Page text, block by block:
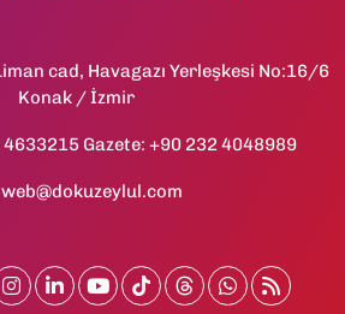
cad, Havagazı Yerleşkesi No:16/6
Konak / İzmir
4633215 Gazete: +90 232 4048989
web@dokuzeylul.com